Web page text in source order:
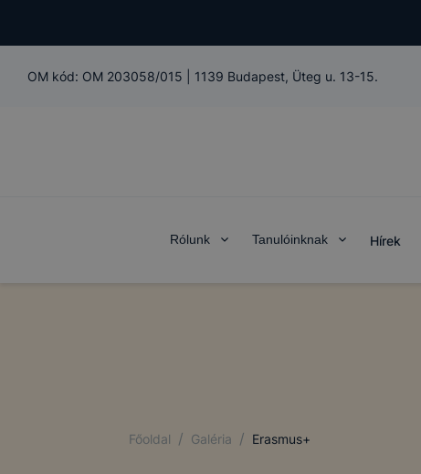
OM kód: OM 203058/015 1139 Budapest, Üteg u. 13-15.
Rólunk Tanulóinknak Hírek
Főoldal / Galéria / Erasmus+